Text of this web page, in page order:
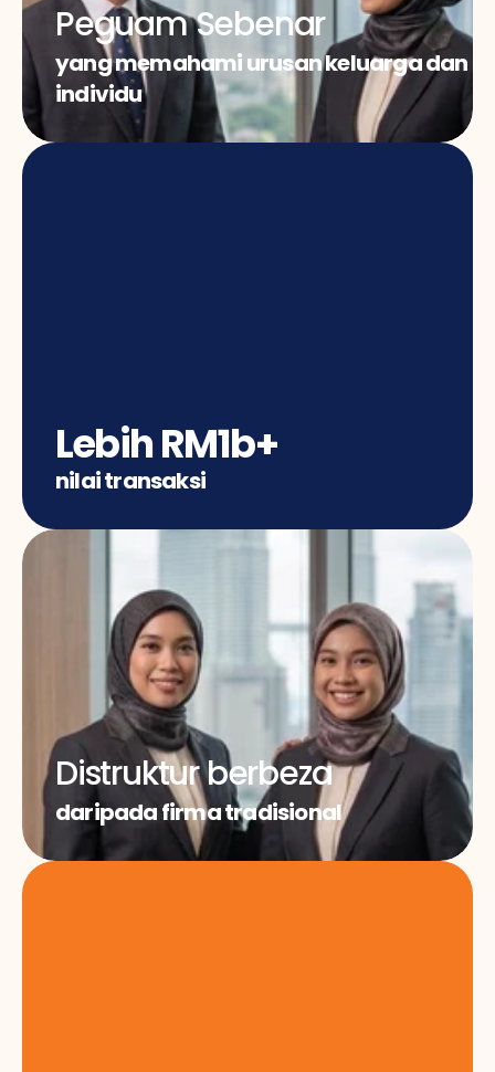
Peguam Sebenar
yang memahami urusan keluarga dan
individu
Lebih RM1b+
nilai transaksi
Distruktur berbeza
daripada firma tradisional